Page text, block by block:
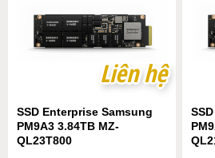
Liên hệ
Liên hệ
SSD Enterprise Samsung
PM9A3 3.84TB MZ-
QL23T800